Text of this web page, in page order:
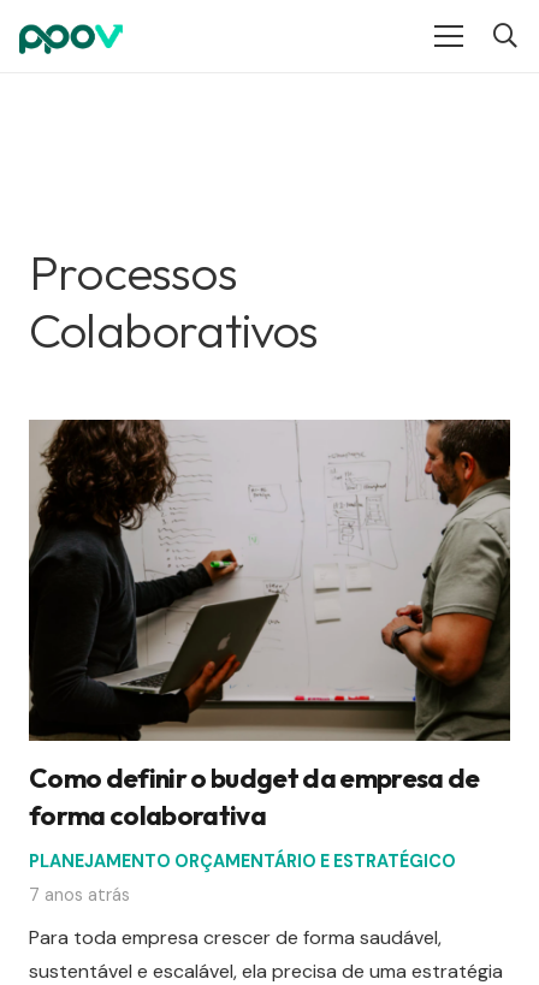
Processos
Colaborativos
Como definir o budget da empresa de
forma colaborativa
PLANEJAMENTO ORÇAMENTÁRIO E ESTRATÉGICO
7 anos atrás
Para toda empresa crescer de forma saudável,
sustentável e escalável, ela precisa de uma estratégia